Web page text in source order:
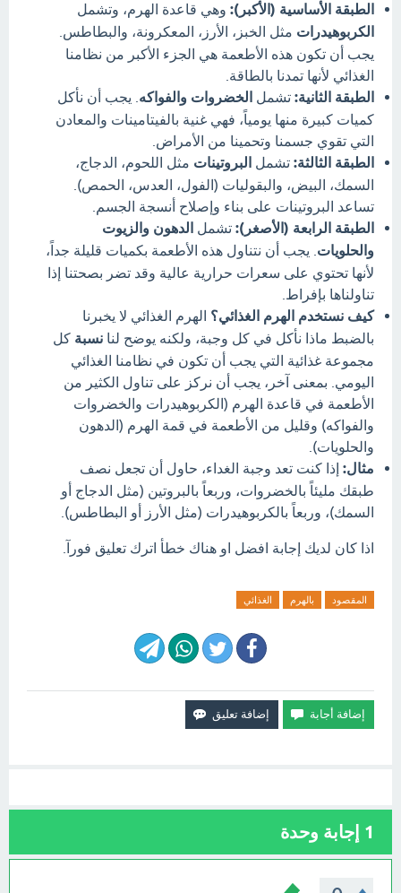
الطبقة الأساسية (الأكبر): وهي قاعدة الهرم، وتشمل
الكربوهيدرات مثل الخبز، الأرز، المعكرونة، والبطاطس.
يجب أن تكون هذه الأطعمة هي الجزء الأكبر من نظامنا
الغذائي لأنها تمدنا بالطاقة.
الطبقة الثانية: تشمل الخضروات والفواكه . يجب أن نأكل
كميات كبيرة منها يومياً، فهي غنية بالفيتامينات والمعادن
التي تقوي جسمنا وتحمينا من الأمراض.
الطبقة الثالثة: تشمل البروتينات مثل اللحوم، الدجاج،
السمك، البيض، والبقوليات (الفول، العدس، الحمص).
تساعد البروتينات على بناء وإصلاح أنسجة الجسم.
الطبقة الرابعة (الأصغر): تشمل الدهون والزيوت
والحلويات . يجب أن نتناول هذه الأطعمة بكميات قليلة جداً،
لأنها تحتوي على سعرات حرارية عالية وقد تضر بصحتنا إذا
تناولناها بإفراط.
كيف نستخدم الهرم الغذائي؟ الهرم الغذائي لا يخبرنا
بالضبط ماذا نأكل في كل وجبة، ولكنه يوضح لنا نسبة كل
مجموعة غذائية التي يجب أن تكون في نظامنا الغذائي
اليومي. بمعنى آخر، يجب أن نركز على تناول الكثير من
الأطعمة في قاعدة الهرم (الكربوهيدرات والخضروات
والفواكه) وقليل من الأطعمة في قمة الهرم (الدهون
والحلويات).
مثال: إذا كنت تعد وجبة الغداء، حاول أن تجعل نصف
طبقك مليئاً بالخضروات، وربعاً بالبروتين (مثل الدجاج أو
السمك)، وربعاً بالكربوهيدرات (مثل الأرز أو البطاطس).
اذا كان لديك إجابة افضل او هناك خطأ اترك تعليق فورآ.
المقصود بالهرم الغذائي
1 إجابة وحدة